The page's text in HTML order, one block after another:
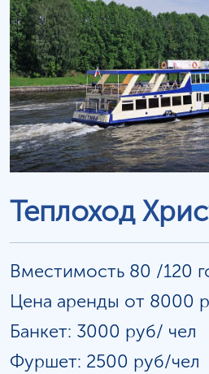
Теплоход
Вместимость 80 /120
Цена аренды от 8000
Банкет: 3000 руб/ чел
Фуршет: 2500 руб/чел